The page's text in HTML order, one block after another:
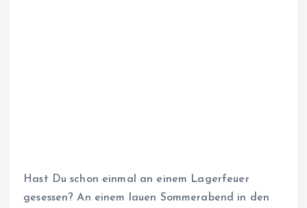
Hast Du schon einmal an einem Lagerfeuer
gesessen? An einem lauen Sommerabend in den